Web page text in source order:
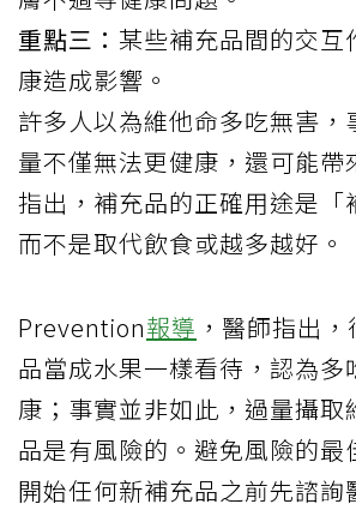
重點三： 某些補充品間的交互
康造成影響。
許多人以為維他命多吃無害，
量不僅無法更健康，還可能帶
指出，補充品的正確用途是「
而不是取代飲食或越多越好。
Prevention報導 ，醫師指出
品當成水果一樣看待，認為多
康；事實並非如此，過量攝取
品是有風險的。避免風險的最
開始任何新補充品之前先諮詢